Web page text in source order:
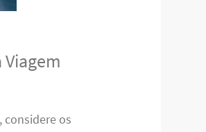
considere os